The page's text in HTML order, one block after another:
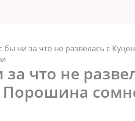
бы ни за что не развелась с
что не